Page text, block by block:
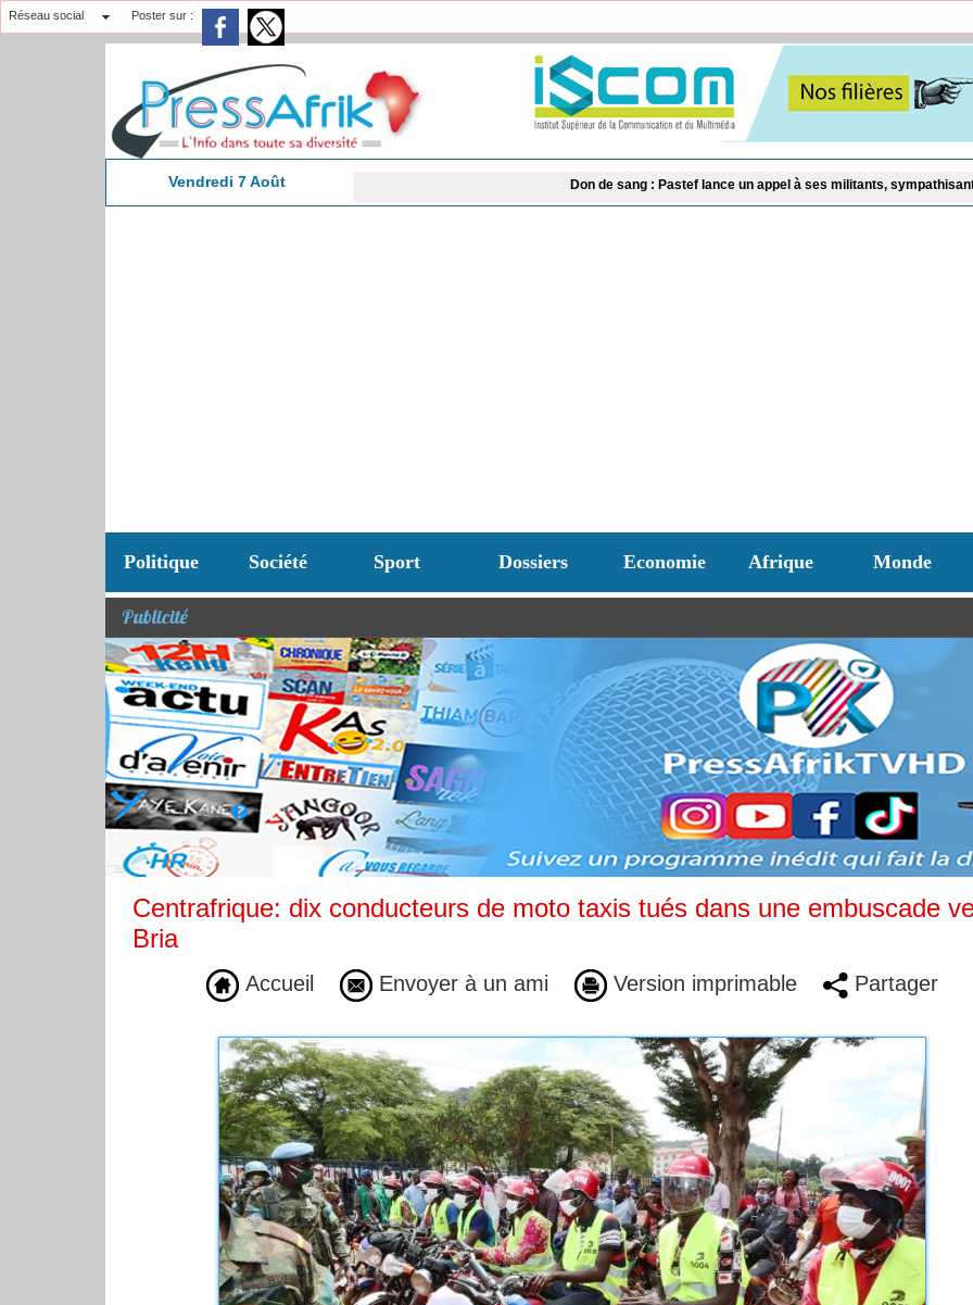
Réseau social Poster sur :
Vendredi 7 Août Don de sang : Pastef lance un appel à ses militants, sympathisants et à
Politique Société Sport Dossiers Economie Afrique Monde
Publicité
Centrafrique: dix conducteurs de moto taxis tués dans une embuscade
Bria
Accueil Envoyer à un ami Version imprimable Partager